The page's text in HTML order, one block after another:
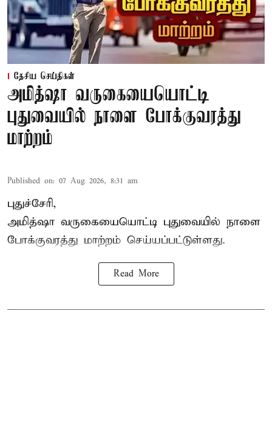
தேசிய செய்திகள்
அமித்ஷா வருகையையொட்டி
புதுவையில் நாளை போக்குவரத்து
மாற்றம்
Published on: 07 Aug 2026, 8:31 am
புதுச்சேரி,
அமித்ஷா வருகையையொட்டி புதுவையில் நாளை
போக்குவரத்து மாற்றம் செய்யப்பட்டுள்ளது.
Read More